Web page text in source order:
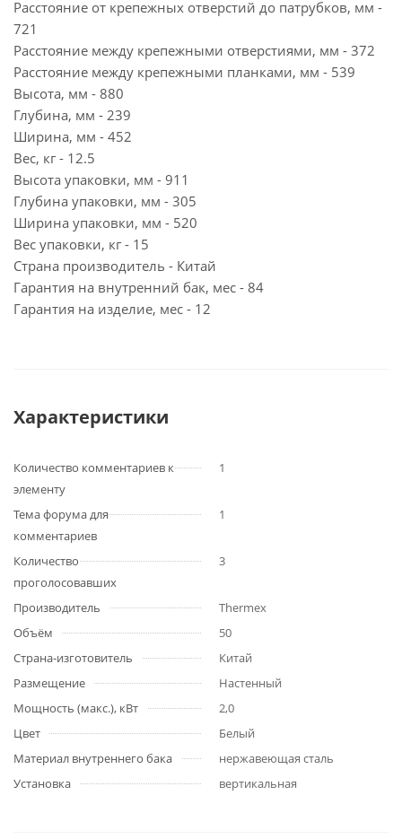
Расстояние от крепежных отверстий до патрубков, мм -
721
Расстояние между крепежными отверстиями, мм - 372
Расстояние между крепежными планками, мм - 539
Высота, мм - 880
Глубина, мм - 239
Ширина, мм - 452
Вес, кг - 12.5
Высота упаковки, мм - 911
Глубина упаковки, мм - 305
Ширина упаковки, мм - 520
Вес упаковки, кг - 15
Страна производитель - Китай
Гарантия на внутренний бак, мес - 84
Гарантия на изделие, мес - 12
Характеристики
Количество комментариев к
элементу
1
Тема форума для
комментариев
1
Количество
проголосовавших
3
Производитель
Thermex
Объём
50
Страна-изготовитель
Китай
Размещение
Настенный
Мощность (макс.), кВт
2,0
Цвет
Белый
Материал внутреннего бака
нержавеющая сталь
Установка
вертикальная